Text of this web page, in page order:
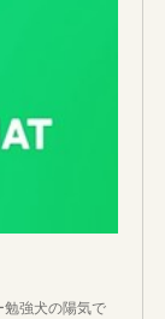
勉強犬の陽気で